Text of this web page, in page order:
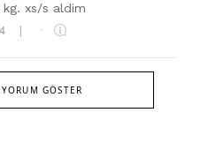
kg. xs/s aldim
| ·
GÖSTER